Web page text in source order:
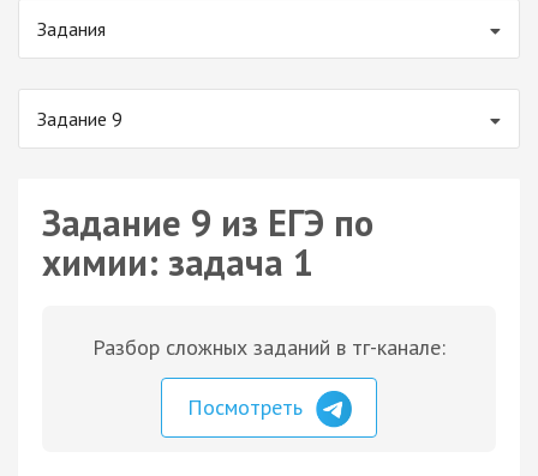
Задания
Задание 9
Задание 9 из ЕГЭ по
химии: задача 1
Разбор сложных заданий в тг-канале:
Посмотреть